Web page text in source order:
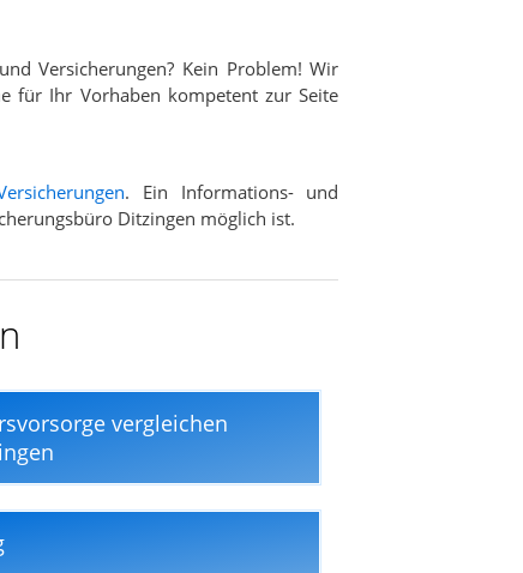
Versicherungen? Kein Problem! Wir
für Ihr Vorhaben kompetent zur Seite
. Ein Informations- und
Ditzingen möglich ist.
vergleichen